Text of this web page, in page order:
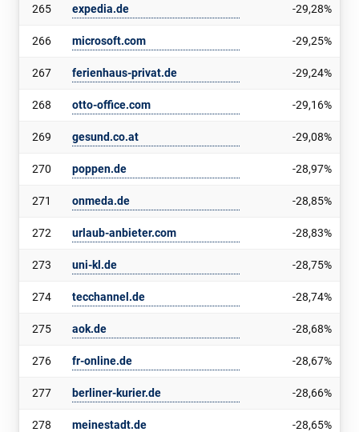
265 expedia.de -29,28%
266 microsoft.com -29,25%
267 ferienhaus-privat.de -29,24%
268 otto-office.com -29,16%
269 gesund.co.at -29,08%
270 poppen.de -28,97%
271 onmeda.de -28,85%
272 urlaub-anbieter.com -28,83%
273 uni-kl.de -28,75%
274 tecchannel.de -28,74%
275 aok.de -28,68%
276 fr-online.de -28,67%
277 berliner-kurier.de -28,66%
278 meinestadt.de -28,65%